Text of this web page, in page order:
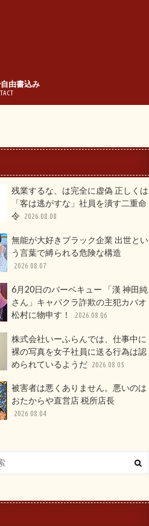
由書込み
残業するな、は完全に虚偽 正しくは
「客は逃がすな」社員を潰す二重命
令
2026.08.08
無能が大好きブラック企業 出世とい
う言葉で縛られる危険な構造
2026.08.07
6月20日のバーベキュー 「漢 神田純
さん」キャバクラ詐欺の主犯カバオ
松村に物申す！
2026.08.06
株式会社いーふらんでは、仕事中に
裸の写真を女子社員に送る行為は認
められているようだ 2026.08.05
被害者は悪くありません。悪いのは
おたからや直営店 税所店長
2026.08.04